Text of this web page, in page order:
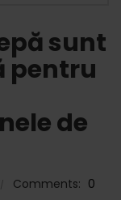
sunt
pentru
de
Comments: 0